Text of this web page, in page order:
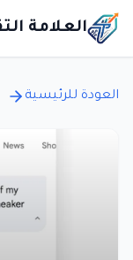
العلامة
العودة للرئيسية